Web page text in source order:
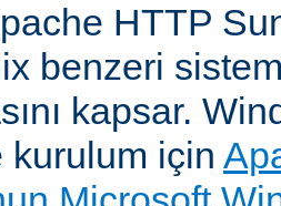
HTTP
benzeri
kapsar.
kurulum için